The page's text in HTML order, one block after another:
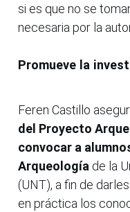
si es que no se
necesaria por la
Promueve la
Feren Castillo
del Proyecto
convocar a
Arqueología de la
(UNT), a fin de
en práctica los